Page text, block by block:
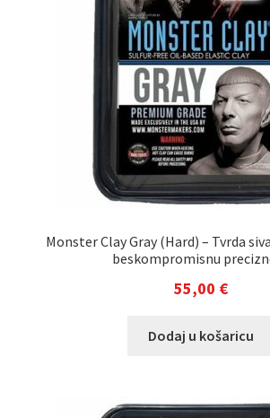
Monster Clay Gray (Hard) – Tvrda
beskompromisnu
55,00 €
Dodaj u košaricu